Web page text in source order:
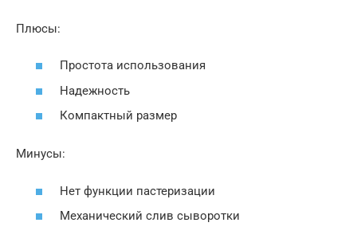
Плюсы:
Простота использования
Надежность
Компактный размер
Минусы:
Нет функции пастеризации
Механический слив сыворотки